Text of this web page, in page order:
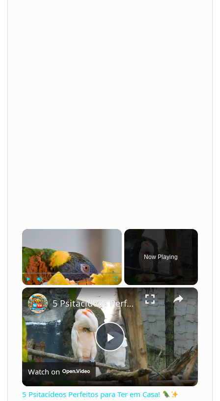
×
Play Unmute Fullscreen
Now Playing
×
P
l
5 Psitacídeos Perfeitos para Ter em Casa!
Watch on
5 Psitacídeos Perfeitos para Ter em Casa!